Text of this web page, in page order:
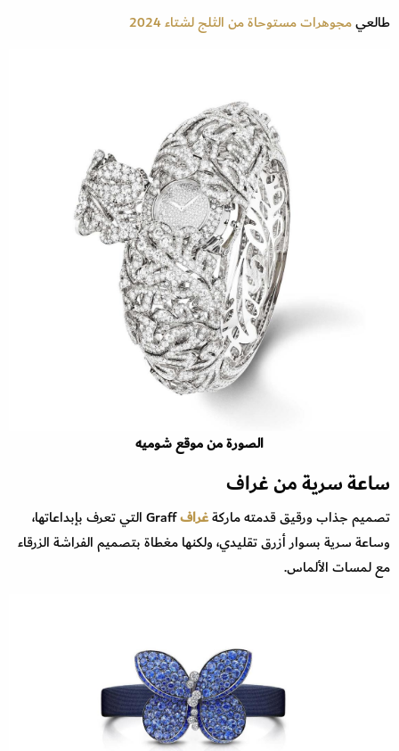
طالعيمجوهرات مستوحاة من الثلج لشتاء 2024
الصورة من موقع شوميه
ساعة سرية من غراف
تصميم جذاب ورقيق قدمته ماركةغراف
Graff التي تعرف بإبداعاتها،
وساعة سرية بسوار أزرق تقليدي، ولكنها مغطاة بتصميم الفراشة الزرقاء
مع لمسات الألماس.